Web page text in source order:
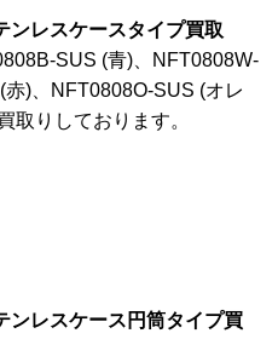
レスケースタイプ買取
SUS (青)、NFT0808W-
)、NFT0808O-SUS (オレ
取りしております。
レスケース円筒タイプ買